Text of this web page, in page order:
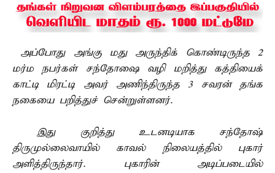
அப்போது அங்கு மது அருந்திக் கொண்டிருந்த 2
மர்ம நபர்கள் சந்தோஷை வழி மறித்து கத்தியைக்
காட்டி மிரட்டி அவர் அணிந்திருந்த 3 சவரன் தங்க
நகையை பறித்துச் சென்றுள்ளனர்.
இது குறித்து உடனடியாக சந்தோஷ்
திருமுல்லைவாயில் காவல் நிலையத்தில் புகார்
அளித்திருந்தார். புகாரின் அடிப்படையில்